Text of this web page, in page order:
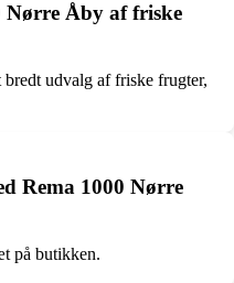
Nørre Åby af friske
udvalg af friske frugter,
Rema 1000 Nørre
på butikken.